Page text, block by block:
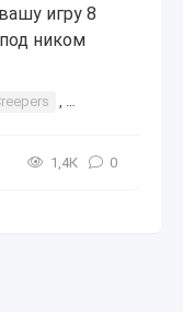
игру 8
ником
, сины
1,4К 0